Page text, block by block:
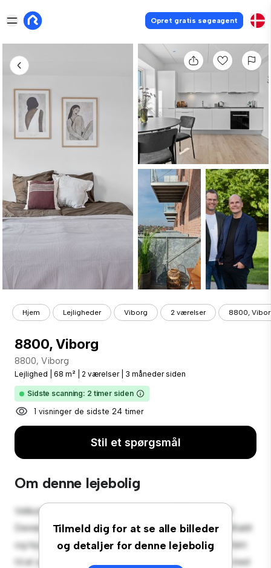
Opret gratis søgeagent
Hjem Lejligheder Viborg 2 værelser 8800,
8800, Viborg
8800, Viborg
Lejlighed 68 m² 2 værelser 3 måneder siden
Sidste scanning: 2 timer siden
1 visninger de sidste 24 timer
Stil et spørgsmål
Om denne lejebolig
Tilmeld dig for at se alle billeder
og detaljer for denne lejebolig
Velkommen til dit nye byferiested på 8800, Viborg!
Denne moderne 2-værelses lejlighed tilbyder et stilfuldt
og hyggeligt opholdsrum. Det åbne koncept er perfekt
til at underholde, og det slanke køkken er udstyret med